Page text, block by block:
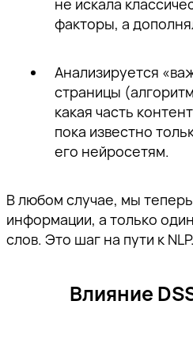
не искала
факторы, а
Анализируется
страницы
какая часть
пока известно
его нейросетям.
В любом случае, мы
информации, а только
слов. Это шаг на пути к NLP.
Влияние
пожалуйста,
адрес
пожалуйста,
адрес
а также
тематические
пожалуйста,
адрес